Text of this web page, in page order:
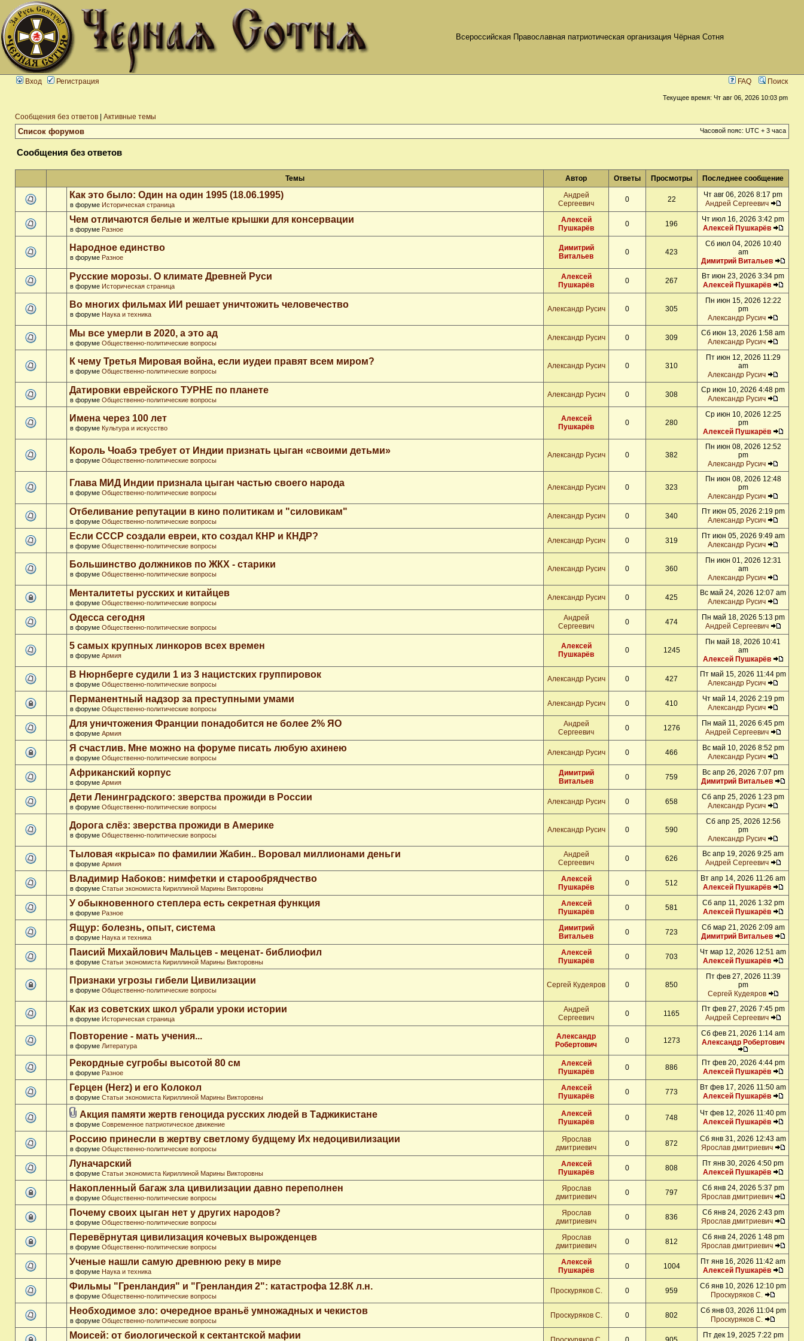
Всероссийская Православная патриотическая организация Чёрная Сотня
Вход Регистрация FAQ Поиск
Текущее время: Чт авг 06, 2026 10:03 pm
Сообщения без ответов Активные темы
Список форумов Часовой пояс: UTC + 3 часа
Сообщения без ответов
Темы Автор Ответы Просмотры Последнее сообщение
Как это было: Один на один 1995 (18.06.1995)
в форуме Историческая страница
Андрей
Сергеевич
0 22
Чт авг 06, 2026 8:17 pm
Андрей Сергеевич
Чем отличаются белые и желтые крышки для консервации
в форуме Разное
Алексей
Пушкарёв
0 196
Чт июл 16, 2026 3:42 pm
Алексей Пушкарёв
Народное единство
в форуме Разное
Димитрий
Витальев
0 423
Сб июл 04, 2026 10:40
am
Димитрий Витальев
Русские морозы. О климате Древней Руси
в форуме Историческая страница
Алексей
Пушкарёв
0 267
Вт июн 23, 2026 3:34 pm
Алексей Пушкарёв
Во многих фильмах ИИ решает уничтожить человечество
в форуме Наука и техника
Александр Русич 0 305
Пн июн 15, 2026 12:22
pm
Александр Русич
Мы все умерли в 2020, а это ад
в форуме Общественно-политические вопросы
Александр Русич 0 309
Сб июн 13, 2026 1:58 am
Александр Русич
К чему Третья Мировая война, если иудеи правят всем миром?
в форуме Общественно-политические вопросы
Александр Русич 0 310
Пт июн 12, 2026 11:29
am
Александр Русич
Датировки еврейского ТУРНЕ по планете
в форуме Общественно-политические вопросы
Александр Русич 0 308
Ср июн 10, 2026 4:48 pm
Александр Русич
Имена через 100 лет
в форуме Культура и искусство
Алексей
Пушкарёв
0 280
Ср июн 10, 2026 12:25
pm
Алексей Пушкарёв
Король Чоабэ требует от Индии признать цыган «своими детьми»
в форуме Общественно-политические вопросы
Александр Русич 0 382
Пн июн 08, 2026 12:52
pm
Александр Русич
Глава МИД Индии признала цыган частью своего народа
в форуме Общественно-политические вопросы
Александр Русич 0 323
Пн июн 08, 2026 12:48
pm
Александр Русич
Отбеливание репутации в кино политикам и "силовикам"
в форуме Общественно-политические вопросы
Александр Русич 0 340
Пт июн 05, 2026 2:19 pm
Александр Русич
Если СССР создали евреи, кто создал КНР и КНДР?
в форуме Общественно-политические вопросы
Александр Русич 0 319
Пт июн 05, 2026 9:49 am
Александр Русич
Большинство должников по ЖКХ - старики
в форуме Общественно-политические вопросы
Александр Русич 0 360
Пн июн 01, 2026 12:31
am
Александр Русич
Менталитеты русских и китайцев
в форуме Общественно-политические вопросы
Александр Русич 0 425
Вс май 24, 2026 12:07 am
Александр Русич
Одесса сегодня
в форуме Общественно-политические вопросы
Андрей
Сергеевич
0 474
Пн май 18, 2026 5:13 pm
Андрей Сергеевич
5 самых крупных линкоров всех времен
в форуме Армия
Алексей
Пушкарёв
0 1245
Пн май 18, 2026 10:41
am
Алексей Пушкарёв
В Нюрнберге судили 1 из 3 нацистских группировок
в форуме Общественно-политические вопросы
Александр Русич 0 427
Пт май 15, 2026 11:44 pm
Александр Русич
Перманентный надзор за преступными умами
в форуме Общественно-политические вопросы
Александр Русич 0 410
Чт май 14, 2026 2:19 pm
Александр Русич
Для уничтожения Франции понадобится не более 2% ЯО
в форуме Армия
Андрей
Сергеевич
0 1276
Пн май 11, 2026 6:45 pm
Андрей Сергеевич
Я счастлив. Мне можно на форуме писать любую ахинею
в форуме Общественно-политические вопросы
Александр Русич 0 466
Вс май 10, 2026 8:52 pm
Александр Русич
Африканский корпус
в форуме Армия
Димитрий
Витальев
0 759
Вс апр 26, 2026 7:07 pm
Димитрий Витальев
Дети Ленинградского: зверства прожиди в России
в форуме Общественно-политические вопросы
Александр Русич 0 658
Сб апр 25, 2026 1:23 pm
Александр Русич
Дорога слёз: зверства прожиди в Америке
в форуме Общественно-политические вопросы
Александр Русич 0 590
Сб апр 25, 2026 12:56
pm
Александр Русич
Тыловая «крыса» по фамилии Жабин.. Воровал миллионами деньги
в форуме Армия
Андрей
Сергеевич
0 626
Вс апр 19, 2026 9:25 am
Андрей Сергеевич
Владимир Набоков: нимфетки и старообрядчество
в форуме Статьи экономиста Кириллиной Марины Викторовны
Алексей
Пушкарёв
0 512
Вт апр 14, 2026 11:26 am
Алексей Пушкарёв
У обыкновенного степлера есть секретная функция
в форуме Разное
Алексей
Пушкарёв
0 581
Сб апр 11, 2026 1:32 pm
Алексей Пушкарёв
Ящур: болезнь, опыт, система
в форуме Наука и техника
Димитрий
Витальев
0 723
Сб мар 21, 2026 2:09 am
Димитрий Витальев
Паисий Михайлович Мальцев - меценат- библиофил
в форуме Статьи экономиста Кириллиной Марины Викторовны
Алексей
Пушкарёв
0 703
Чт мар 12, 2026 12:51 am
Алексей Пушкарёв
Признаки угрозы гибели Цивилизации
в форуме Общественно-политические вопросы
Сергей Кудеяров 0 850
Пт фев 27, 2026 11:39
pm
Сергей Кудеяров
Как из советских школ убрали уроки истории
в форуме Историческая страница
Андрей
Сергеевич
0 1165
Пт фев 27, 2026 7:45 pm
Андрей Сергеевич
Повторение - мать учения...
в форуме Литература
Александр
Робертович
0 1273
Сб фев 21, 2026 1:14 am
Александр Робертович
Рекордные сугробы высотой 80 см
в форуме Разное
Алексей
Пушкарёв
0 886
Пт фев 20, 2026 4:44 pm
Алексей Пушкарёв
Герцен (Herz) и его Колокол
в форуме Статьи экономиста Кириллиной Марины Викторовны
Алексей
Пушкарёв
0 773
Вт фев 17, 2026 11:50 am
Алексей Пушкарёв
Акция памяти жертв геноцида русских людей в Таджикистане
в форуме Современное патриотическое движение
Алексей
Пушкарёв
0 748
Чт фев 12, 2026 11:40 pm
Алексей Пушкарёв
Россию принесли в жертву светлому будщему Их недоцивилизации
в форуме Общественно-политические вопросы
Ярослав
дмитриевич
0 872
Сб янв 31, 2026 12:43 am
Ярослав дмитриевич
Луначарский
в форуме Статьи экономиста Кириллиной Марины Викторовны
Алексей
Пушкарёв
0 808
Пт янв 30, 2026 4:50 pm
Алексей Пушкарёв
Накопленный багаж зла цивилизации давно переполнен
в форуме Общественно-политические вопросы
Ярослав
дмитриевич
0 797
Сб янв 24, 2026 5:37 pm
Ярослав дмитриевич
Почему своих цыган нет у других народов?
в форуме Общественно-политические вопросы
Ярослав
дмитриевич
0 836
Сб янв 24, 2026 2:43 pm
Ярослав дмитриевич
Перевёрнутая цивилизация кочевых вырожденцев
в форуме Общественно-политические вопросы
Ярослав
дмитриевич
0 812
Сб янв 24, 2026 1:48 pm
Ярослав дмитриевич
Ученые нашли самую древнюю реку в мире
в форуме Наука и техника
Алексей
Пушкарёв
0 1004
Пт янв 16, 2026 11:42 am
Алексей Пушкарёв
Фильмы "Гренландия" и "Гренландия 2": катастрофа 12.8К л.н.
в форуме Общественно-политические вопросы
Проскуряков С. 0 959
Сб янв 10, 2026 12:10 pm
Проскуряков С.
Необходимое зло: очередное враньё умножадных и чекистов
в форуме Общественно-политические вопросы
Проскуряков С. 0 802
Сб янв 03, 2026 11:04 pm
Проскуряков С.
Моисей: от биологической к сектантской мафии
Пт дек 19, 2025 7:22 pm